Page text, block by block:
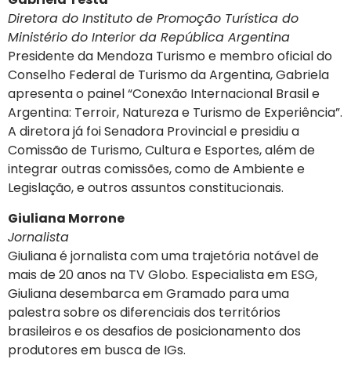
Diretora do Instituto de Promoção Turística do
Ministério do Interior da República Argentina
Presidente da Mendoza Turismo e membro oficial do
Conselho Federal de Turismo da Argentina, Gabriela
apresenta o painel “Conexão Internacional Brasil e
Argentina: Terroir, Natureza e Turismo de Experiência”.
A diretora já foi Senadora Provincial e presidiu a
Comissão de Turismo, Cultura e Esportes, além de
integrar outras comissões, como de Ambiente e
Legislação, e outros assuntos constitucionais.
Giuliana Morrone
Jornalista
Giuliana é jornalista com uma trajetória notável de
mais de 20 anos na TV Globo. Especialista em ESG,
Giuliana desembarca em Gramado para uma
palestra sobre os diferenciais dos territórios
brasileiros e os desafios de posicionamento dos
produtores em busca de IGs.